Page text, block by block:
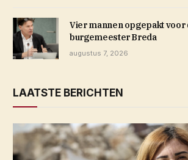
Vier mannen opgepakt
burgemeester Breda
augustus 7, 2026
LAATSTE BERICHTEN